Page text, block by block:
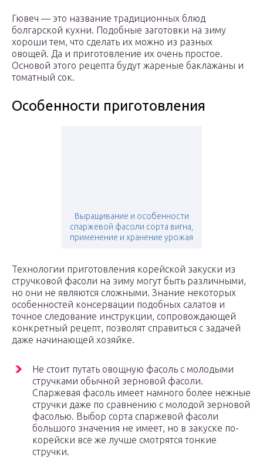
Гювеч — это название традиционных блюд
болгарской кухни. Подобные заготовки на зиму
хороши тем, что сделать их можно из разных
овощей. Да и приготовление их очень простое.
Основой этого рецепта будут жареные баклажаны и
томатный сок.
Особенности приготовления
Выращивание и особенности
спаржевой фасоли сорта вигна,
применение и хранение урожая
Технологии приготовления корейской закуски из
стручковой фасоли на зиму могут быть различными,
но они не являются сложными. Знание некоторых
особенностей консервации подобных салатов и
точное следование инструкции, сопровождающей
конкретный рецепт, позволят справиться с задачей
даже начинающей хозяйке.
Не стоит путать овощную фасоль с молодыми
стручками обычной зерновой фасоли.
Спаржевая фасоль имеет намного более нежные
стручки даже по сравнению с молодой зерновой
фасолью. Выбор сорта спаржевой фасоли
большого значения не имеет, но в закуске по-
корейски все же лучше смотрятся тонкие
стручки.